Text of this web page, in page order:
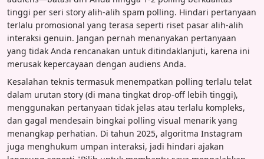
tinggi per seri story alih-alih spam polling. Hindari pertanyaan
terlalu promosional yang terasa seperti riset pasar alih-alih
interaksi genuin. Jangan pernah menanyakan pertanyaan
yang tidak Anda rencanakan untuk ditindaklanjuti, karena ini
merusak kepercayaan dengan audiens Anda.
Kesalahan teknis termasuk menempatkan polling terlalu telat
dalam urutan story (di mana tingkat drop-off lebih tinggi),
menggunakan pertanyaan tidak jelas atau terlalu kompleks,
dan gagal mendesain bingkai polling visual menarik yang
menangkap perhatian. Di tahun 2025, algoritma Instagram
juga menghukum umpan interaksi, jadi hindari ajakan